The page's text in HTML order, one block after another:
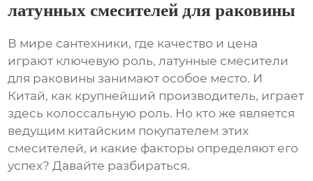
латунных смесителей для раковины
В мире сантехники, где качество и цена
играют ключевую роль,латунные смесители
для раковины занимают особое место. И
Китай, как крупнейший производитель, играет
здесь колоссальную роль. Но кто же является
ведущим китайским покупателем этих
смесителей, и какие факторы определяют его
успех? Давайте разбираться.